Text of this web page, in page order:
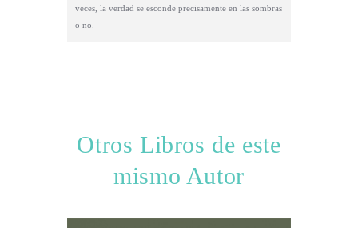
veces, la verdad se esconde precisamente en las sombras
o no.
Otros Libros de este
mismo Autor